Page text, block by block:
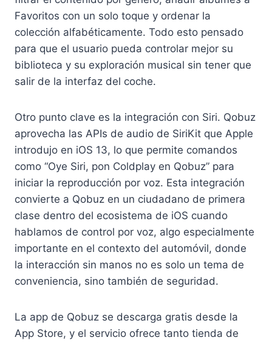
Favoritos con un solo toque y ordenar la
colección alfabéticamente. Todo esto pensado
para que el usuario pueda controlar mejor su
biblioteca y su exploración musical sin tener que
salir de la interfaz del coche.
Otro punto clave es la integración con Siri. Qobuz
aprovecha las APIs de audio de SiriKit que Apple
introdujo en iOS 13, lo que permite comandos
como “Oye Siri, pon Coldplay en Qobuz” para
iniciar la reproducción por voz. Esta integración
convierte a Qobuz en un ciudadano de primera
clase dentro del ecosistema de iOS cuando
hablamos de control por voz, algo especialmente
importante en el contexto del automóvil, donde
la interacción sin manos no es solo un tema de
conveniencia, sino también de seguridad.
La app de Qobuz se descarga gratis desde la
App Store, y el servicio ofrece tanto tienda de